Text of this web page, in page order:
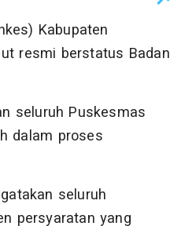
Kabupaten
resmi berstatus Badan
seluruh Puskesmas
dalam proses
seluruh
persyaratan yang